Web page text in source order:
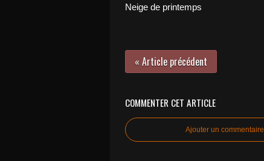
Neige de printemps
« Article précédent
COMMENTER CET ARTICLE
Ajouter un commentaire